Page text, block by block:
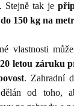
. Stejně tak je
150 kg na
vlastnosti
letou záruku
. Zahradní
od toho,